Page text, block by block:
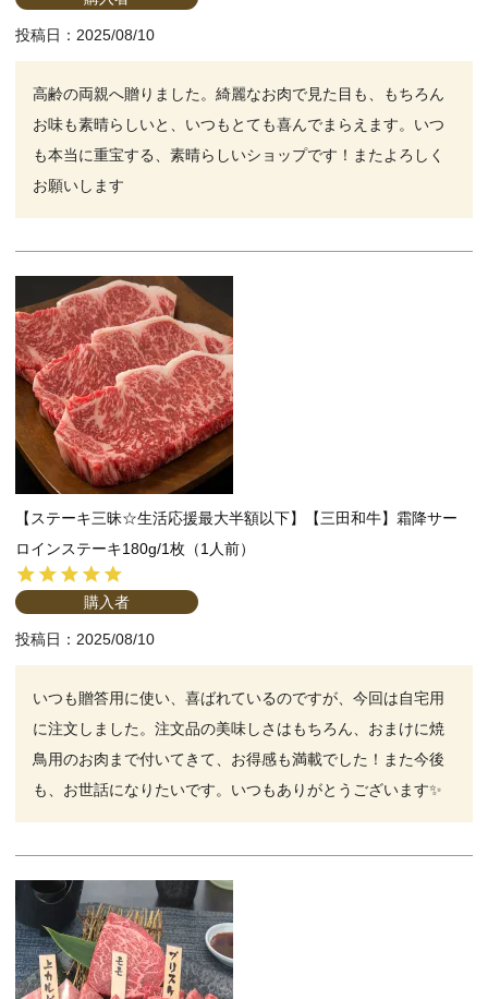
投稿日 2025/08/10
高齢の両親へ贈りました。綺麗なお肉で見た目も、もちろん
お味も素晴らしいと、いつもとても喜んでまらえます。いつ
も本当に重宝する、素晴らしいショップです！またよろしく
お願いします
【ステーキ三昧☆生活応援最大半額以下】【三田和牛】霜降サー
ロインステーキ180g/1枚（1人前）
購入者
投稿日 2025/08/10
いつも贈答用に使い、喜ばれているのですが、今回は自宅用
に注文しました。注文品の美味しさはもちろん、おまけに焼
鳥用のお肉まで付いてきて、お得感も満載でした！また今後
も、お世話になりたいです。いつもありがとうございます✨